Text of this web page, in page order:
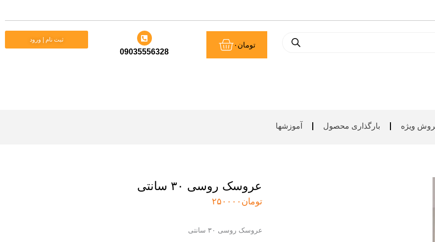
تومان ۰سبد
خرید
09035556328
ثبت نام | ورود
ویژه بارگذاری محصول آموزشها
عروسک روسی ۳۰ سانتی
تومان ۲۵۰۰۰۰
عروسک روسی ۳۰ سانتی